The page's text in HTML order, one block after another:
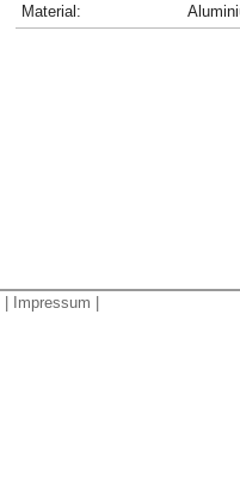
Material:
Impressum